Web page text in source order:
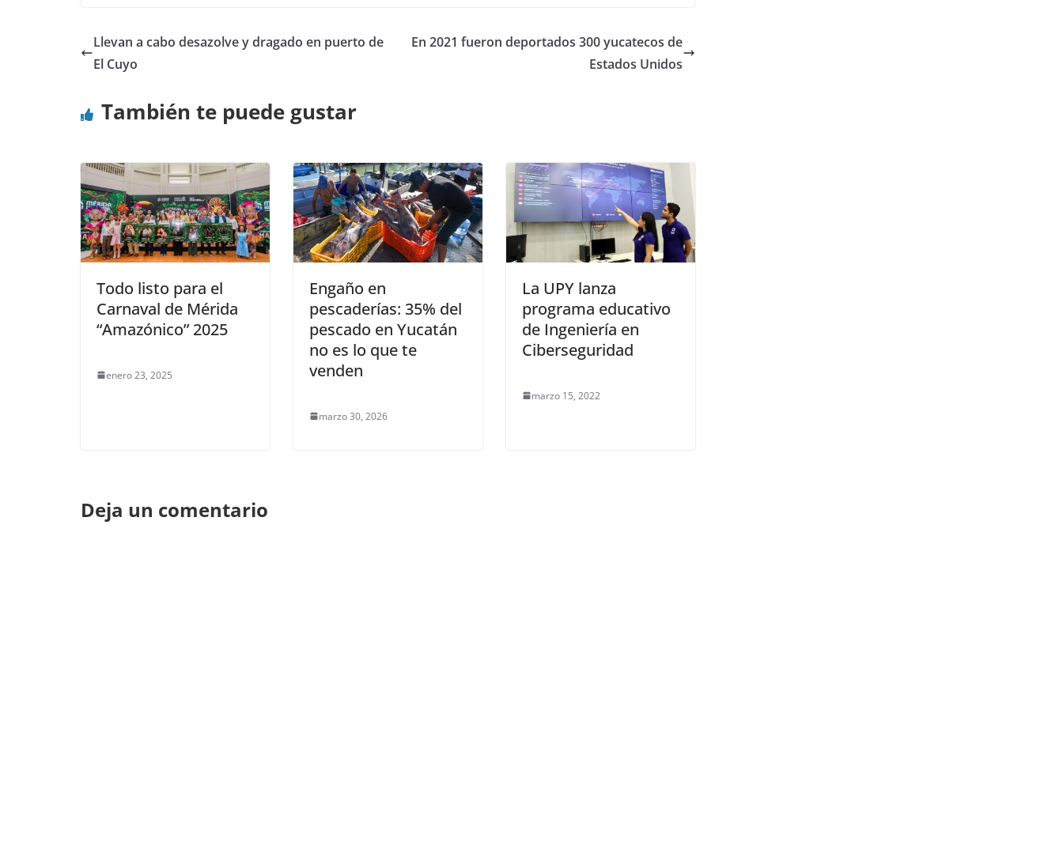
Llevan a cabo desazolve y dragado en puerto de
El Cuyo
En 2021 fueron deportados 300 yucatecos de
Estados Unidos
También te puede gustar
Todo listo para el
Carnaval de Mérida
“Amazónico” 2025
enero 23, 2025
Engaño en
pescaderías: 35% del
pescado en Yucatán
no es lo que te
venden
marzo 30, 2026
La UPY lanza
programa educativo
de Ingeniería en
Ciberseguridad
marzo 15, 2022
Deja un comentario